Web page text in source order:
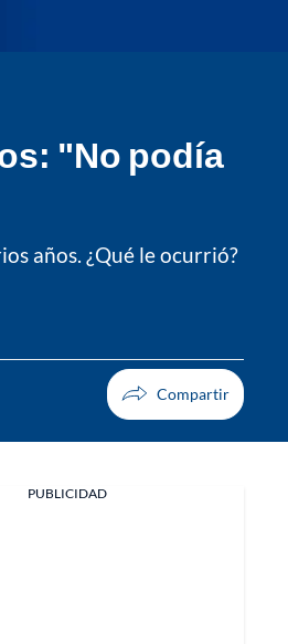
"No podía
años. ¿Qué le ocurrió?
PUBLICIDAD